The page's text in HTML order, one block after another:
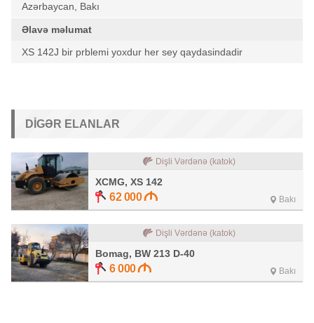
Azərbaycan, Bakı
Əlavə məlumat
XS 142J bir prblemi yoxdur her sey qaydasindadir
DIGƏR ELANLAR
Dişli Vərdənə (katok)
XCMG, XS 142
62 000 Bakı
Dişli Vərdənə (katok)
Bomag, BW 213 D-40
6 000 Bakı